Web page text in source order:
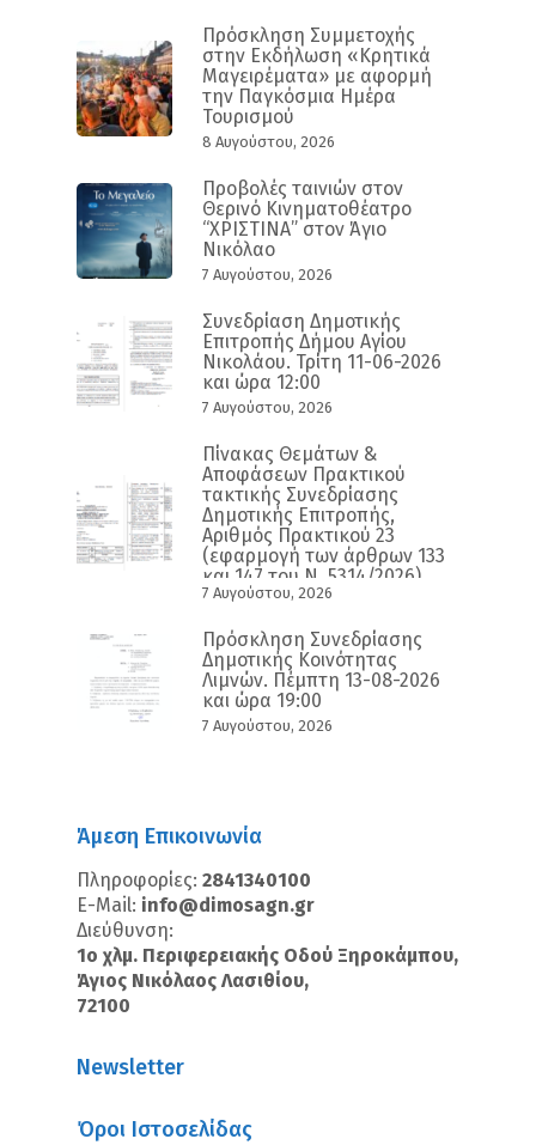
Πρόσκληση Συμμετοχής
στην Εκδήλωση «Κρητικά
Μαγειρέματα» με αφορμή
την Παγκόσμια Ημέρα
Τουρισμού
8 Αυγούστου, 2026
Προβολές ταινιών στον
Θερινό Κινηματοθέατρο
“ΧΡΙΣΤΙΝΑ” στον Άγιο
Νικόλαο
7 Αυγούστου, 2026
Συνεδρίαση Δημοτικής
Επιτροπής Δήμου Αγίου
Νικολάου. Τρίτη 11-06-2026
και ώρα 12:00
7 Αυγούστου, 2026
Πίνακας Θεμάτων &
Αποφάσεων Πρακτικού
τακτικής Συνεδρίασης
Δημοτικής Επιτροπής,
Αριθμός Πρακτικού 23
(εφαρμογή των άρθρων 133
και 147 του Ν. 5314/2026)
7 Αυγούστου, 2026
Πρόσκληση Συνεδρίασης
Δημοτικής Κοινότητας
Λιμνών. Πέμπτη 13-08-2026
και ώρα 19:00
7 Αυγούστου, 2026
Άμεση Επικοινωνία
Πληροφορίες: 2841340100
E-Mail: info@dimosagn.gr
Διεύθυνση:
1ο χλμ. Περιφερειακής Οδού Ξηροκάμπου,
Άγιος Νικόλαος Λασιθίου,
72100
Newsletter
Όροι Ιστοσελίδας